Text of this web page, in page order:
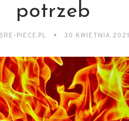
potrzeb
PIECE.PL 30 KWIETNIA 2021